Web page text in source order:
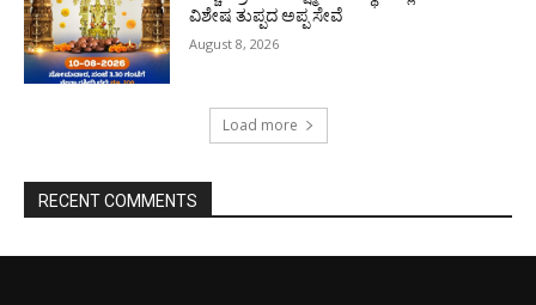
ವಿಶೇಷ ತುಪ್ಪದ ಅಪ್ಪ ಸೇವೆ
August 8, 2026
Load more
RECENT COMMENTS